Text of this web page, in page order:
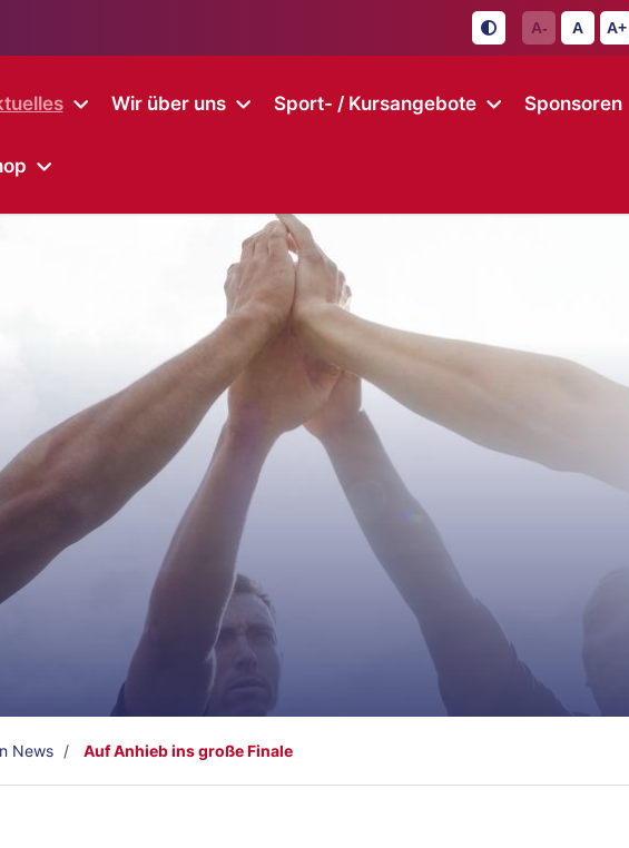
A- A A+
Wir über uns Sport- / Kursangebote Sponsoren
News Auf Anhieb ins große Finale